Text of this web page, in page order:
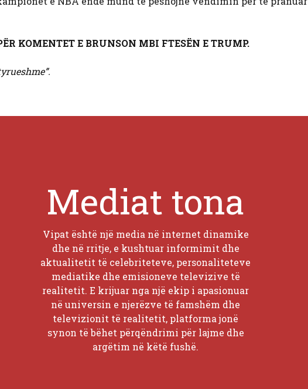
KOMENTET E BRUNSON MBI FTESËN E TRUMP.
Mediat tona
Vipat është një media në internet dinamike
dhe në rritje, e kushtuar informimit dhe
aktualitetit të celebriteteve, personaliteteve
mediatike dhe emisioneve televizive të
realitetit. E krijuar nga një ekip i apasionuar
në universin e njerëzve të famshëm dhe
televizionit të realitetit, platforma jonë
synon të bëhet përqëndrimi për lajme dhe
argëtim në këtë fushë.